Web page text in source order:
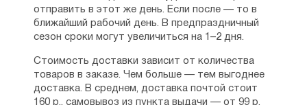
Урок 9. Вход Господень в Иерусалим — 99
▪ Вознесение Господне — 100
▪ Пятидесятница — 101
▪ Воздвижение Честнаго Креста Господня — 104
Двунадесятые праздники Богородичные — 106
Урок 10. Рождество Богородицы — 106
отправить в этот же день. Если после — то в
ближайший рабочий день. В предпраздничный
сезон сроки могут увеличиться на 1–2 дня.
Стоимость доставки зависит от количества
товаров в заказе. Чем больше — тем выгоднее
доставка. В среднем, доставка почтой стоит
160 р., самовывоз из пункта выдачи — от 99 р.